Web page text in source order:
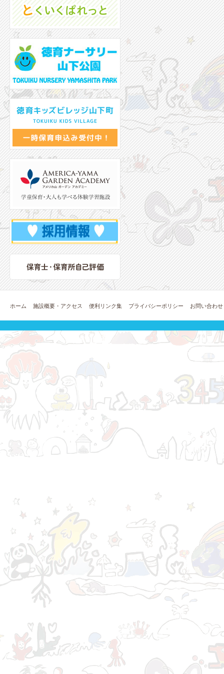
ホーム 施設概要・アクセス 便利リンク集 プライバシーポリシー お問い合わせ